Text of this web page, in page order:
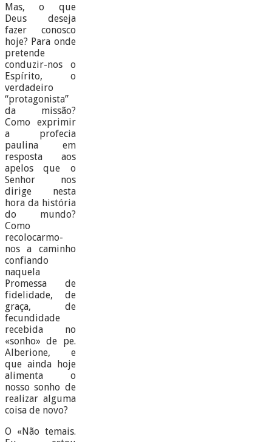
Mas, o que
Deus deseja
fazer conosco
hoje? Para onde
pretende
conduzir-nos o
Espírito, o
verdadeiro
“protagonista”
da missão?
Como exprimir
a profecia
paulina em
resposta aos
apelos que o
Senhor nos
dirige nesta
hora da história
do mundo?
Como
recolocarmo-
nos a caminho
confiando
naquela
Promessa de
fidelidade, de
graça, de
fecundidade
recebida no
«sonho» de pe.
Alberione, e
que ainda hoje
alimenta o
nosso sonho de
realizar alguma
coisa de novo?
O «Não temais.